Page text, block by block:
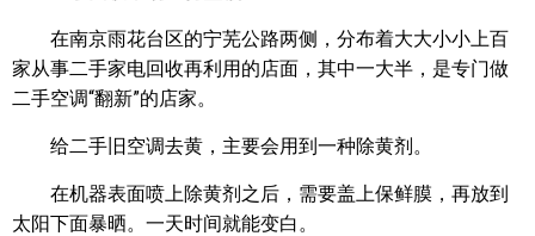
在南京雨花台区的宁芜公路两侧，分布着大大小小上百
家从事二手家电回收再利用的店面，其中一大半，是专门做
二手空调“翻新”的店家。
给二手旧空调去黄，主要会用到一种除黄剂。
在机器表面喷上除黄剂之后，需要盖上保鲜膜，再放到
太阳下面暴晒。一天时间就能变白。